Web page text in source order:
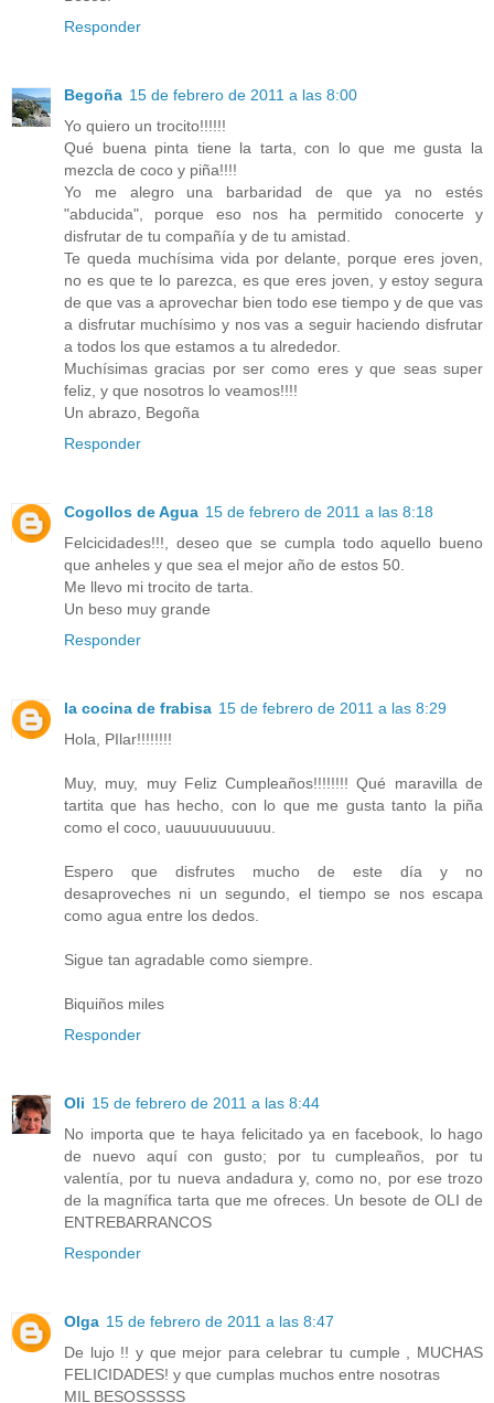
Responder
Begoña 15 de febrero de 2011 a las 8:00
Yo quiero un trocito!!!!!!
Qué buena pinta tiene la tarta, con lo que me gusta la
mezcla de coco y piña!!!!
Yo me alegro una barbaridad de que ya no estés
"abducida", porque eso nos ha permitido conocerte y
disfrutar de tu compañía y de tu amistad.
Te queda muchísima vida por delante, porque eres joven,
no es que te lo parezca, es que eres joven, y estoy segura
de que vas a aprovechar bien todo ese tiempo y de que vas
a disfrutar muchísimo y nos vas a seguir haciendo disfrutar
a todos los que estamos a tu alrededor.
Muchísimas gracias por ser como eres y que seas super
feliz, y que nosotros lo veamos!!!!
Un abrazo, Begoña
Responder
Cogollos de Agua 15 de febrero de 2011 a las 8:18
Felcicidades!!!, deseo que se cumpla todo aquello bueno
que anheles y que sea el mejor año de estos 50.
Me llevo mi trocito de tarta.
Un beso muy grande
Responder
la cocina de frabisa 15 de febrero de 2011 a las 8:29
Hola, PIlar!!!!!!!!
Muy, muy, muy Feliz Cumpleaños!!!!!!!! Qué maravilla de
tartita que has hecho, con lo que me gusta tanto la piña
como el coco, uauuuuuuuuuu.
Espero que disfrutes mucho de este día y no
desaproveches ni un segundo, el tiempo se nos escapa
como agua entre los dedos.
Sigue tan agradable como siempre.
Biquiños miles
Responder
Oli 15 de febrero de 2011 a las 8:44
No importa que te haya felicitado ya en facebook, lo hago
de nuevo aquí con gusto; por tu cumpleaños, por tu
valentía, por tu nueva andadura y, como no, por ese trozo
de la magnífica tarta que me ofreces. Un besote de OLI de
ENTREBARRANCOS
Responder
Olga 15 de febrero de 2011 a las 8:47
De lujo !! y que mejor para celebrar tu cumple , MUCHAS
FELICIDADES! y que cumplas muchos entre nosotras
MIL BESOSSSSS